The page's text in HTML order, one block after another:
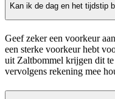
Kan ik de dag en het tijdstip
Geef zeker een voorkeur
een sterke voorkeur hebt
uit Zaltbommel krijgen dit
vervolgens rekening mee